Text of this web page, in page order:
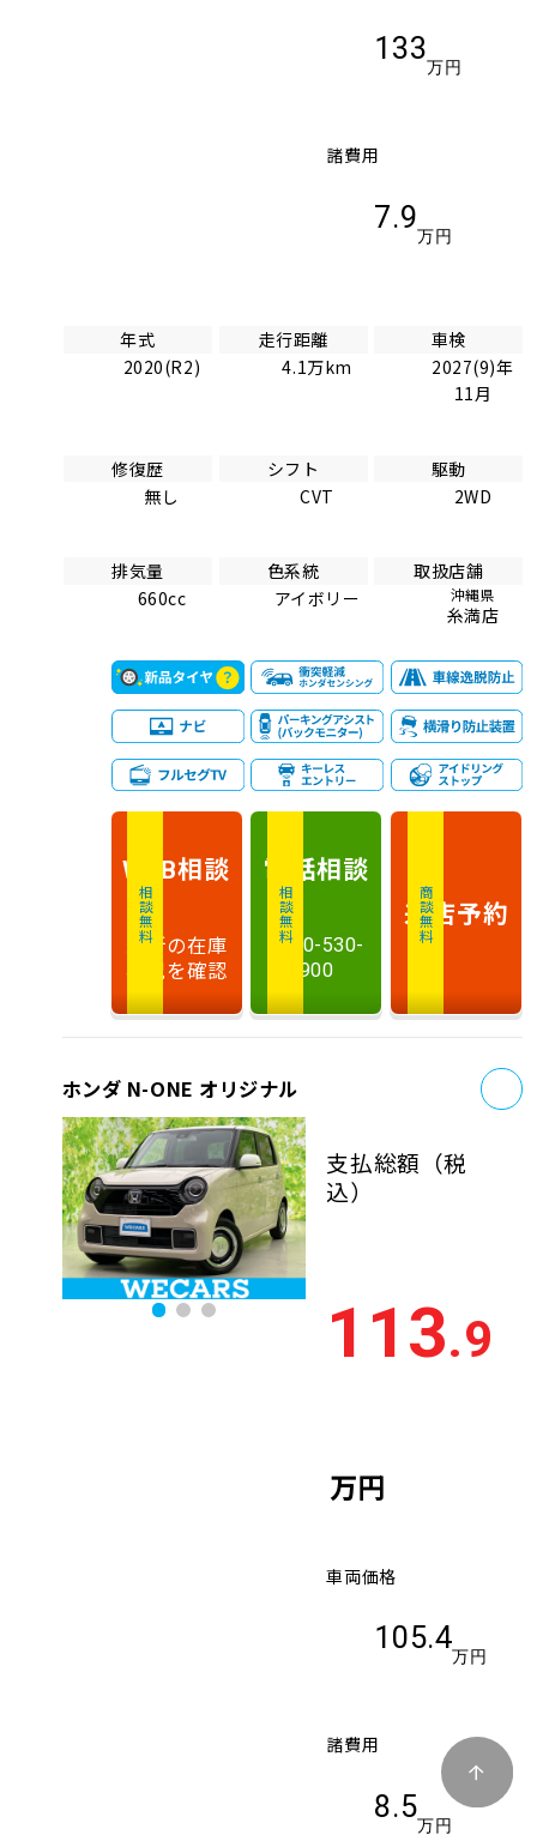
133
万円
諸費用
7.9
万円
年式
2020(R2)
走行距離
4.1万km
車検
2027(9)年
11月
修復歴
無し
シフト
CVT
駆動
2WD
排気量
660cc
色系統
アイボリー
取扱店舗
沖縄県
糸満店
相談無料
WEB相談
最新の在庫
状況を確認
相談無料
電話相談
0120-530-
900
商談無料
来店予約
ホンダ N-ONE オリジナル
支払総額 （税
込）
113.9
万円
車両価格
105.4
万円
諸費用
8.5
万円